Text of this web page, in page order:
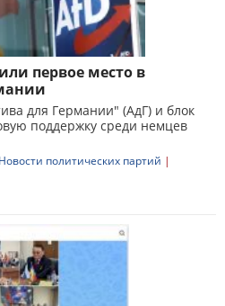
первое место в
для Германии" (АдГ) и блок
поддержку среди немцев
Новости политических партий |